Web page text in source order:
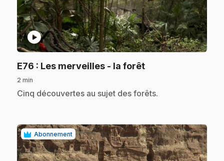
play_circle
E76 : Les merveilles - la forêt.
2 min
.Cinq découvertes au sujet des forêts.
Abonnement